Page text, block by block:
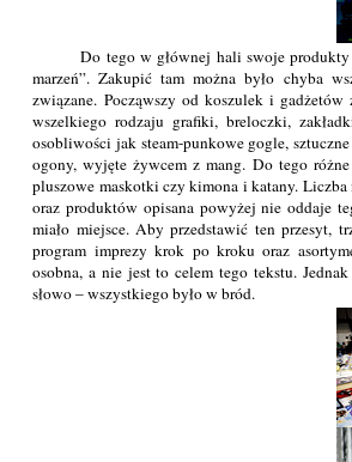
Do tego w głównej hali swoje
marzeń”. Zakupić tam można było chyba
związane. Począwszy od koszulek i gadżetów
wszelkiego rodzaju grafiki, breloczki,
osobliwości jak steam-punkowe gogle,
ogony, wyjęte żywcem z mang. Do tego
pluszowe maskotki czy kimona i katany.
oraz produktów opisana powyżej nie oddaje
miało miejsce. Aby przedstawić ten przesyt,
program imprezy krok po kroku oraz
osobna, a nie jest to celem tego tekstu.
słowo – wszystkiego było w bród.